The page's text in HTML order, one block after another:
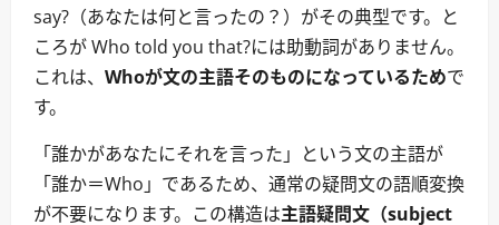
say?（あなたは何と言ったの？）がその典型です。と
ころが Who told you that?には助動詞がありません。
これは、 Whoが文の主語そのものになっているためで
す。
「誰かがあなたにそれを言った」という文の主語が
「誰か＝Who」であるため、通常の疑問文の語順変換
が不要になります。この構造は主語疑問文（subject